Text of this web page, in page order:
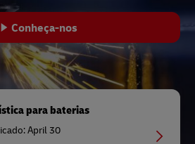
Conheça-nos
para baterias
April 30